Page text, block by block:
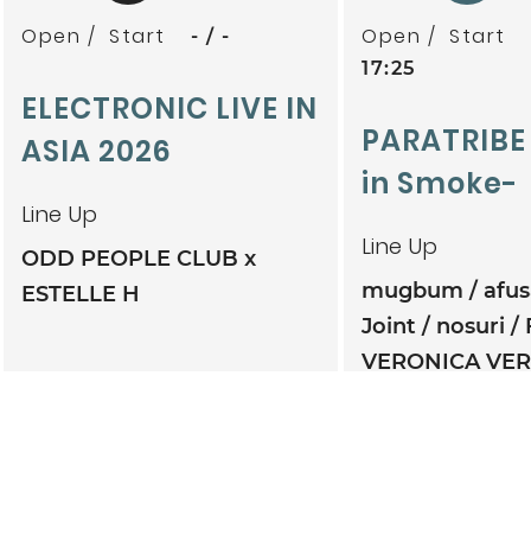
Open Start - -
ELECTRONIC LIVE IN
ASIA 2026
Line Up
ODD PEOPLE CLUB x
ESTELLE H
Open Start
17:25
in Smoke-
Line Up
mugbum
Joint
nosuri
VERONICA